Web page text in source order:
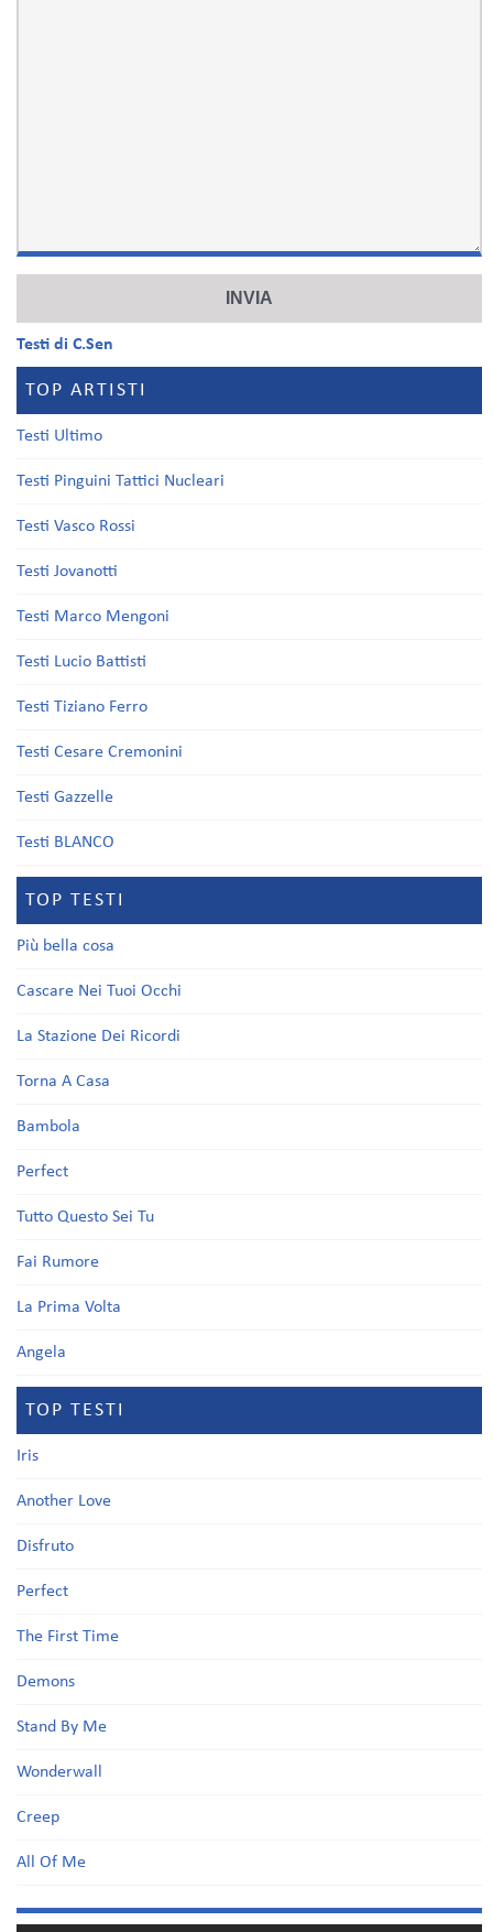
Testi di C.Sen
TOP ARTISTI
Testi Ultimo
Testi Pinguini Tattici Nucleari
Testi Vasco Rossi
Testi Jovanotti
Testi Marco Mengoni
Testi Lucio Battisti
Testi Tiziano Ferro
Testi Cesare Cremonini
Testi Gazzelle
Testi BLANCO
TOP TESTI
Più bella cosa
Cascare Nei Tuoi Occhi
La Stazione Dei Ricordi
Torna A Casa
Bambola
Perfect
Tutto Questo Sei Tu
Fai Rumore
La Prima Volta
Angela
TOP TESTI
Iris
Another Love
Disfruto
Perfect
The First Time
Demons
Stand By Me
Wonderwall
Creep
All Of Me